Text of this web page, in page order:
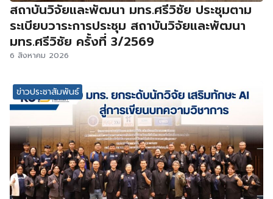
สถาบันวิจัยและพัฒนา มทร.ศรีวิชัย ประชุมตาม
ระเบียบวาระการประชุม สถาบันวิจัยและพัฒนา
มทร.ศรีวิชัย ครั้งที่ 3/2569
6 สิงหาคม 2026
ข่าวประชาสัมพันธ์